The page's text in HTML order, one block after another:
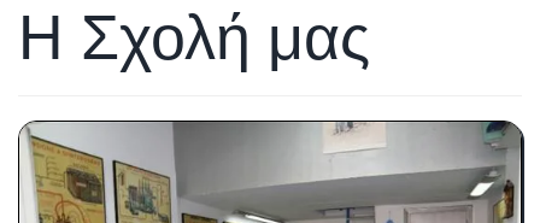
Η Σχολή μας